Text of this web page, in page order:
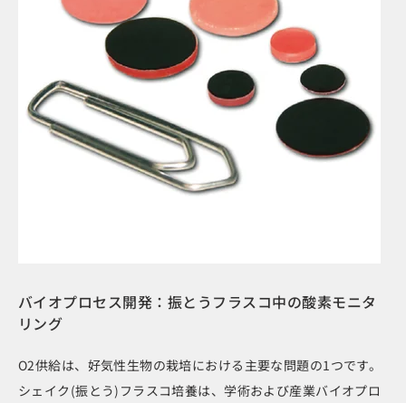
バイオプロセス開発：振とうフラスコ中の酸素モニタ
リング
O2供給は、好気性生物の栽培における主要な問題の1つです。
シェイク(振とう)フラスコ培養は、学術および産業バイオプロ